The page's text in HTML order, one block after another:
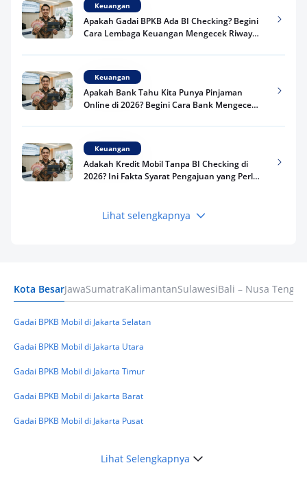
Keuangan
Apakah Gadai BPKB Ada BI Checking? Begini
Cara Lembaga Keuangan Mengecek Riwayat
Keuangan
Apakah Bank Tahu Kita Punya Pinjaman
Online di 2026? Begini Cara Bank Mengecek
Keuangan
Adakah Kredit Mobil Tanpa BI Checking di
2026? Ini Fakta Syarat Pengajuan yang Perlu
Keuangan
Keuangan
Masuk BI Checking? Simak Peraturan
Lihat selengkapnya
Kota BesarJawaSumatraKalimantanSulawesiBali – Nusa
Gadai BPKB Mobil di Jakarta Selatan
Gadai BPKB Mobil di Jakarta Utara
Gadai BPKB Mobil di Jakarta Timur
Gadai BPKB Mobil di Jakarta Barat
Gadai BPKB Mobil di Jakarta Pusat
Lihat Selengkapnya